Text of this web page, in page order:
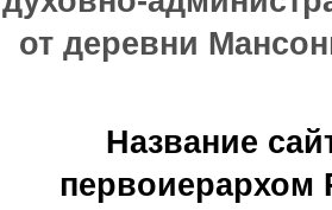
от деревни
Название
первоиерархом